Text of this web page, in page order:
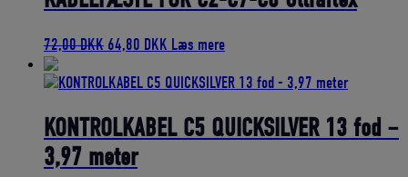
72,00DKK Den
pris
72,00 DKK.
64,80 DKK Den
pris
64,80 DKK.
Læs mere
KONTROLKABEL C5 QUICKSILVER 13 fod –
3,97 meter